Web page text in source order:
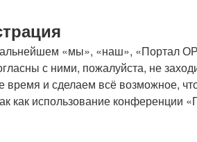
«мы», «наш», «Портал
с ними, пожалуйста, не
и сделаем всё возможное,
так как использование